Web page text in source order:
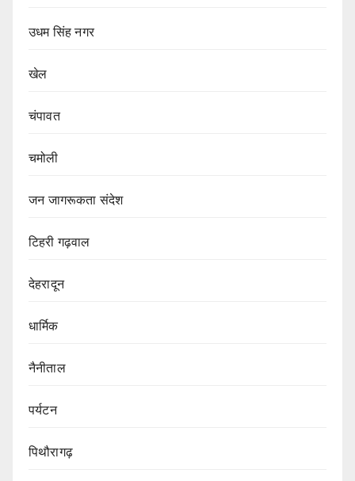
उधम सिंह नगर
खेल
चंपावत
चमोली
जन जागरूकता संदेश
टिहरी गढ़वाल
देहरादून
धार्मिक
नैनीताल
पर्यटन
पिथौरागढ़